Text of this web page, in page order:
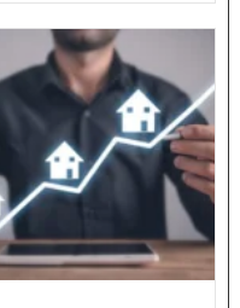
Faça anúncios nas
principais
plataformas do
mercado
Saiba Mais